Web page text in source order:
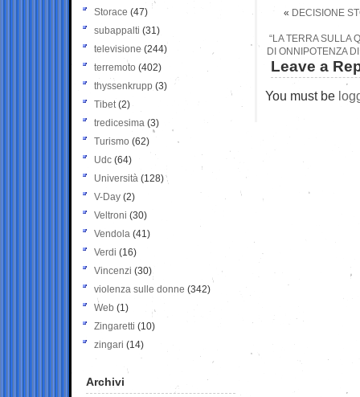
« DECISIONE
“LA TERRA SULLA
DI ONNIPOTENZA
Leave a
You must be
Storace (47)
subappalti (31)
televisione(244)
terremoto (402)
thyssenkrupp (3)
Tibet(2)
tredicesima (3)
Turismo (62)
Udc (64)
Università (128)
V-Day (2)
Veltroni (30)
Vendola (41)
Verdi (16)
Vincenzi (30)
violenza sulle donne (342)
Web (1)
Zingaretti (10)
zingari (14)
Archivi